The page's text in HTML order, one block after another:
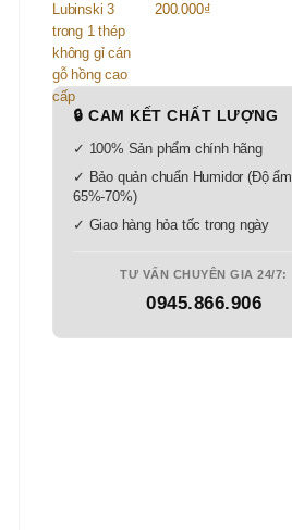
200.000₫
🔒 CAM KẾT CHẤT LƯỢNG
✓ 100% Sản phẩm chính hãng
✓ Bảo quản chuẩn Humidor (Độ ẩm
65%-70%)
✓ Giao hàng hỏa tốc trong ngày
TƯ VẤN CHUYÊN GIA 24/7:
0945.866.906